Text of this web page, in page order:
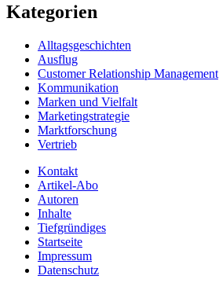
Kategorien
Alltagsgeschichten
Ausflug
Customer Relationship Management
Kommunikation
Marken und Vielfalt
Marketingstrategie
Marktforschung
Vertrieb
Kontakt
Artikel-Abo
Autoren
Inhalte
Tiefgründiges
Startseite
Impressum
Datenschutz